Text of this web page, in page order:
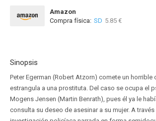
Amazon
Compra física: SD 5.85 €
Sinopsis
Peter Egerman (Robert Atzorn) comete un horrible
estrangula a una prostituta. Del caso se ocupa el
Mogens Jensen (Martin Benrath), pues él ya le
consulta su deseo de asesinar a su mujer. A través